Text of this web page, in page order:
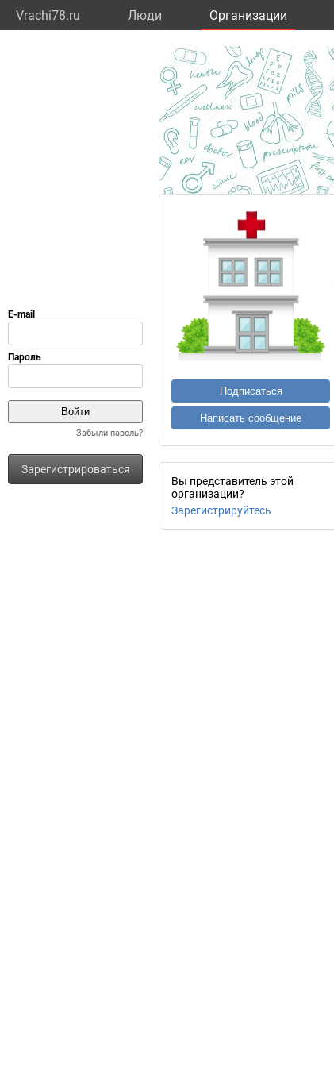
Vrachi78.ru Люди Организации
Забыли пароль?
Зарегистрироваться
Подписаться
Написать сообщение
Вы представитель этой
организации?
Зарегистрируйтесь